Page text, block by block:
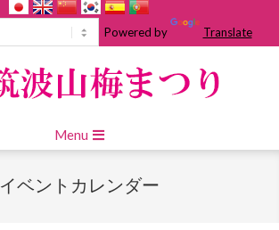
Powered by Translate
Menu
イベントカレンダー